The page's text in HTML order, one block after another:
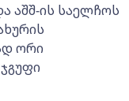
აშშ-ის საელჩოს
ორი